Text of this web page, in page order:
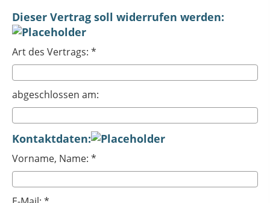
Dieser Vertrag soll widerrufen werden:
Art des Vertrags: *
abgeschlossen am:
Kontaktdaten:
Vorname, Name: *